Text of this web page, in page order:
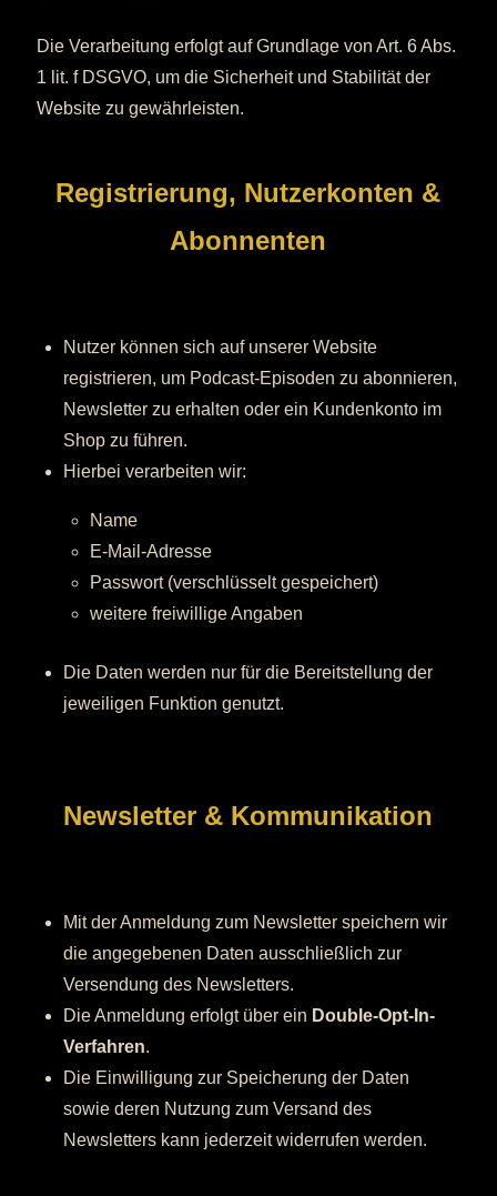
Die Verarbeitung erfolgt auf Grundlage von Art. 6 Abs.
1 lit. f DSGVO, um die Sicherheit und Stabilität der
Website zu gewährleisten.
Registrierung, Nutzerkonten &
Abonnenten
Nutzer können sich auf unserer Website
registrieren, um Podcast-Episoden zu abonnieren,
Newsletter zu erhalten oder ein Kundenkonto im
Shop zu führen.
Hierbei verarbeiten wir:
Name
E-Mail-Adresse
Passwort (verschlüsselt gespeichert)
weitere freiwillige Angaben
Die Daten werden nur für die Bereitstellung der
jeweiligen Funktion genutzt.
Newsletter & Kommunikation
Mit der Anmeldung zum Newsletter speichern wir
die angegebenen Daten ausschließlich zur
Versendung des Newsletters.
Die Anmeldung erfolgt über ein Double-Opt-In-
Verfahren.
Die Einwilligung zur Speicherung der Daten
sowie deren Nutzung zum Versand des
Newsletters kann jederzeit widerrufen werden.